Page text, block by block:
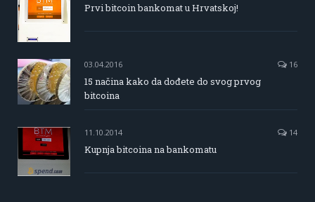
Prvi bitcoin bankomat u Hrvatskoj!
03.04.2016 16
15 načina kako da dođete do svog prvog
bitcoina
11.10.2014 14
Kupnja bitcoina na bankomatu